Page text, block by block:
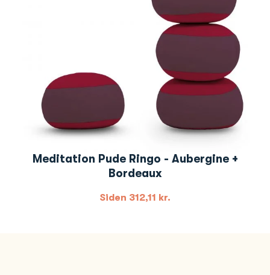
Meditation Pude Ringo - Aubergine +
Bordeaux
Siden 312,11 kr.